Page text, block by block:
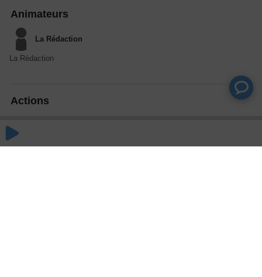
Animateurs
La Rédaction
La Rédaction
Actions